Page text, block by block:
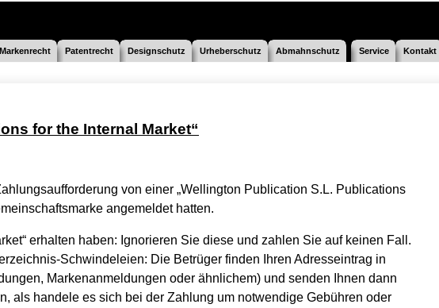
Markenrecht Patentrecht Designschutz Urheberschutz Abmahnschutz Service Kontakt
for the Internal Market“
von einer „Wellington Publication S.L. Publications
angemeldet hatten.
erhalten haben: Ignorieren Sie diese und zahlen Sie auf keinen Fall.
Schwindeleien: Die Betrüger finden Ihren Adresseintrag in
Markenanmeldungen oder ähnlichem) und senden Ihnen dann
als handele es sich bei der Zahlung um notwendige Gebühren oder